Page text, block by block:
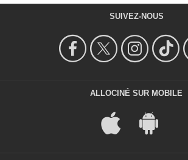
SUIVEZ-NOUS
ALLOCINÉ SUR MOBILE